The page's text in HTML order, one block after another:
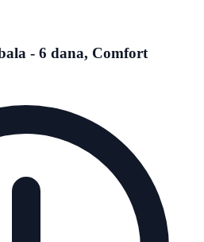
- 6 dana, Comfort